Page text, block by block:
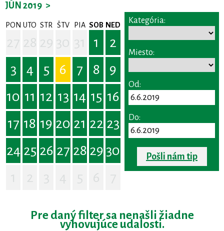
JÚN 2019 >
PON UTO STR ŠTV PIA SOB NED
1
2
3
4 5 6 7 8
9
10 11 12 13 14 15 16
17 18 19 20 21 22 23
24 25 26 27 28 29 30
Kategória:
Miesto:
Od:
Do:
Pošli nám tip
Pre daný filter sa nenašli žiadne
vyhovujúce udalosti.